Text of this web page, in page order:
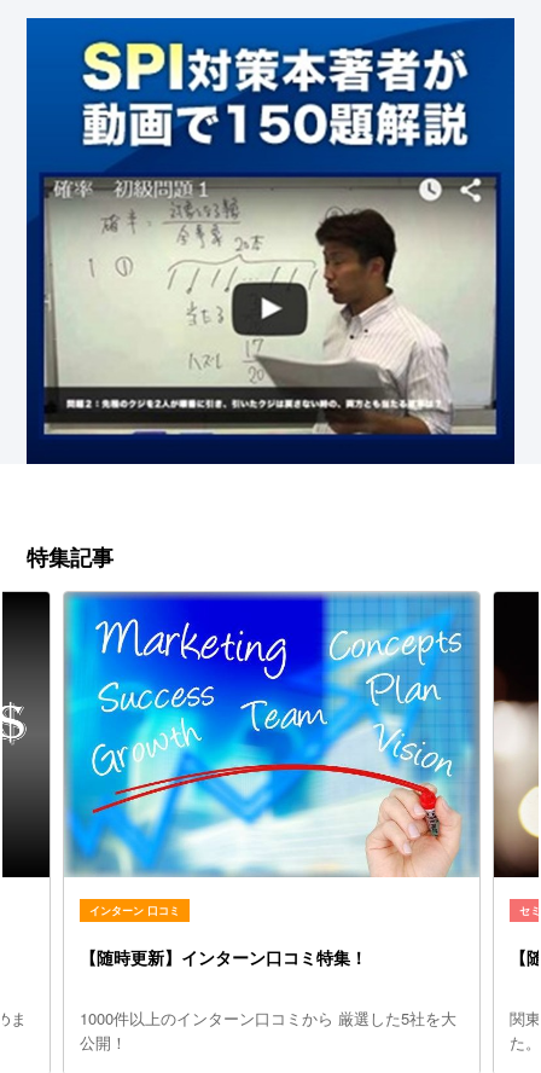
特集記事
ま
インターン 口コミ
【随時更新】インターン口コミ特集！
1000件以上のインターン口コミから 厳選した5社を大
公開！
セ
【
関
た。